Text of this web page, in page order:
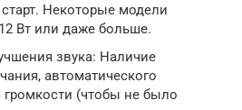
Некоторые модели
Вт или даже больше.
звука: Наличие
автоматического
(чтобы не было